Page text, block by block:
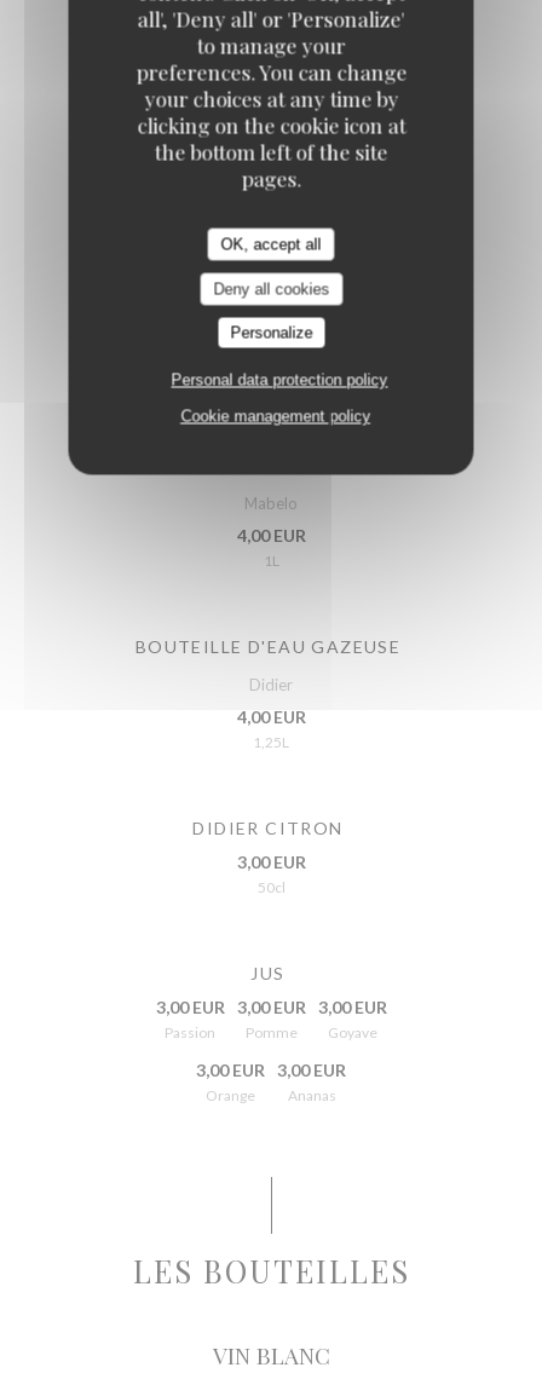
all', 'Deny all' or 'Personalize'
to manage your
preferences. You can change
your choices at any time by
clicking on the cookie icon at
the bottom left of the site
pages.
OK, accept all
Deny all cookies
Personalize
Personal data protection policy
Cookie management policy
COCA ZERO
4,00 EUR
50cl
ICE TEA PÊCHE
33cl
LONG HORN
4,00 EUR
25cl
Mabelo
4,00 EUR
1L
BOUTEILLE D'EAU GAZEUSE
Didier
4,00 EUR
1,25L
DIDIER CITRON
3,00 EUR
50cl
JUS
3,00 EUR
Passion
3,00 EUR
Pomme
3,00 EUR
Goyave
3,00 EUR
Orange
3,00 EUR
Ananas
LES BOUTEILLES
VIN BLANC